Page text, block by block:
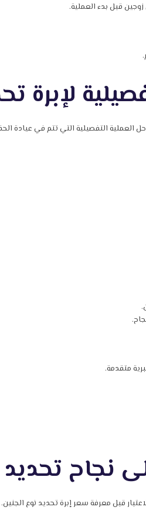
قبل بدء العملية.
لإبرة
العملية التفصيلية التي تتم في عيادة
متقدمة.
نجاح
قبل معرفة سعر إبرة تحديد نوع الجنين.